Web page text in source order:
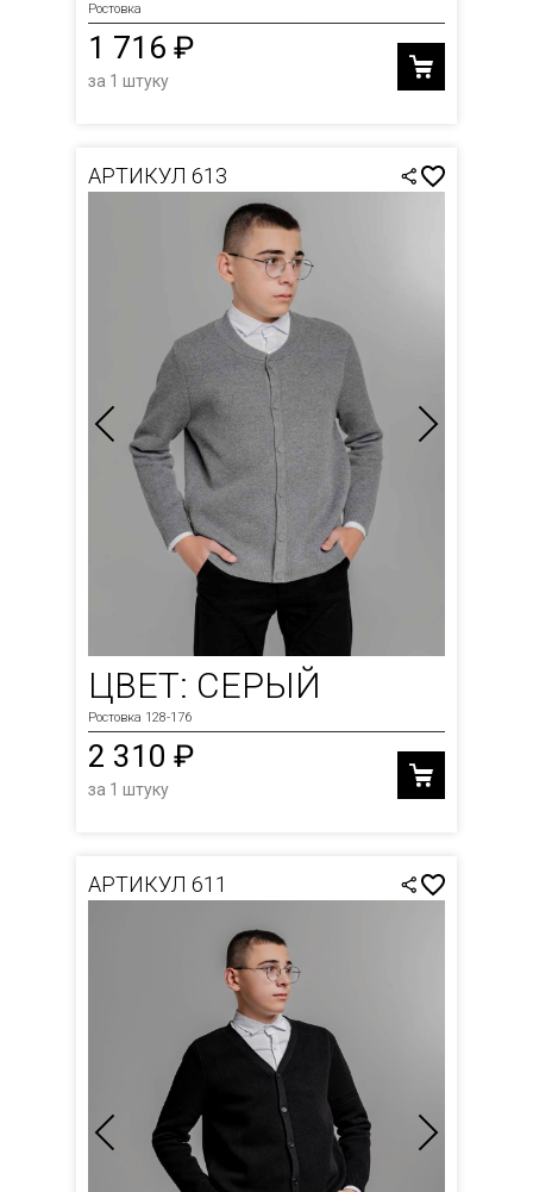
Ростовка
1 716 ₽
за 1 штуку
АРТИКУЛ 613
ЦВЕТ: СЕРЫЙ
Ростовка 128-176
2 310 ₽
за 1 штуку
АРТИКУЛ 611